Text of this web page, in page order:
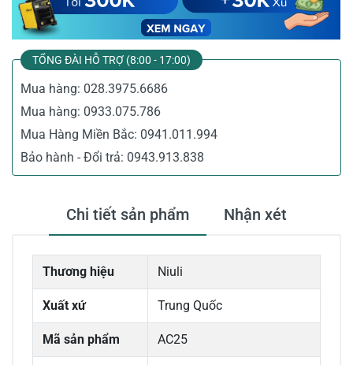
TỔNG ĐÀI HỖ TRỢ (8:00 - 17:00)
Mua hàng: 028.3975.6686
Mua hàng: 0933.075.786
Mua Hàng Miền Bắc: 0941.011.994
Bảo hành - Đổi trả: 0943.913.838
Chi tiết sản phẩm Nhận xét
Thương hiệu Niuli
Xuất xứ Trung Quốc
Mã sản phẩm AC25